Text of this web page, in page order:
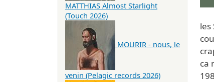
les
ca
MATTHIAS Almost Starlight
(Touch 2026)
MOURIR - nous, le
venin (Pelagic records 2026)